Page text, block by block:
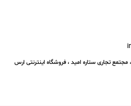
مجتمع تجاری ستاره امید ، فروشگاه اینترنتی ارس